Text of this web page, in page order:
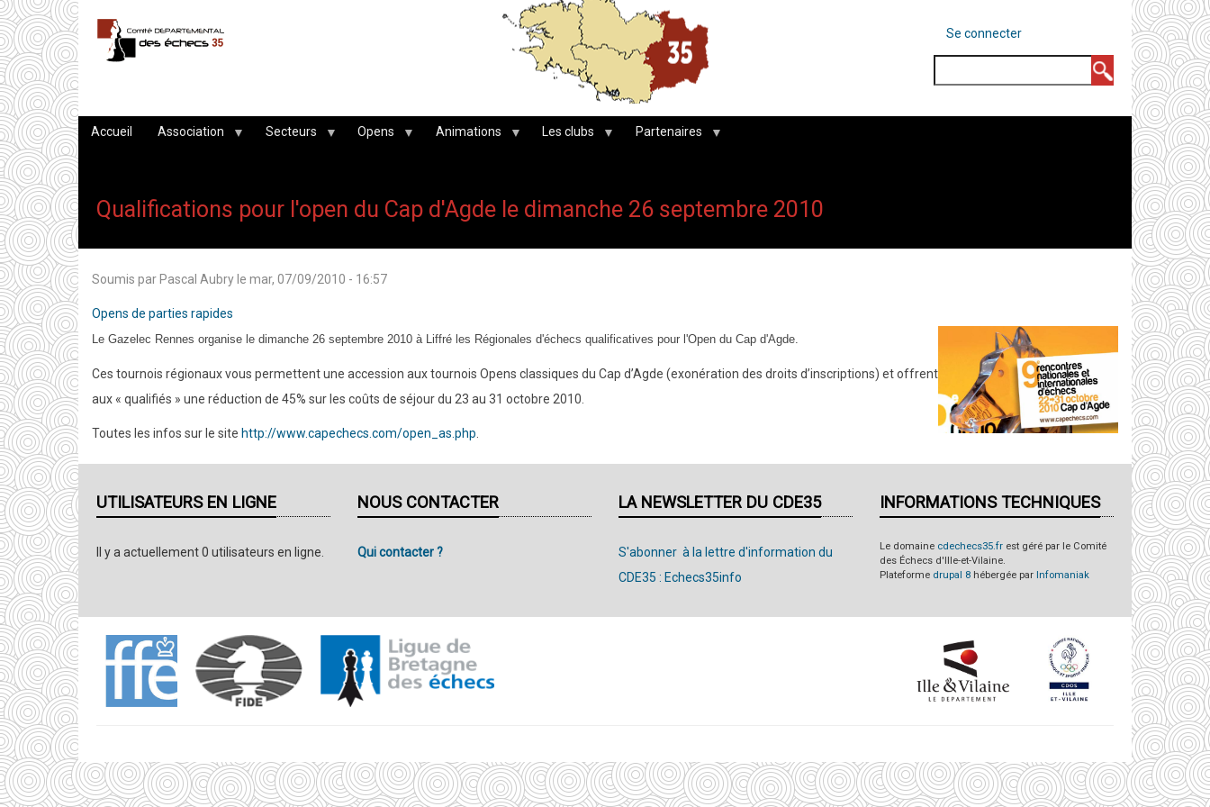
Aller
au
contenu
principal
MENU
COMPTE
DE
Se connecter
Accueil Association Secteurs Opens Animations Les clubs Partenaires
Qualifications pour l'open du Cap d'Agde le dimanche 26 septembre 2010
Soumis par Pascal Aubry le mar, 07/09/2010 - 16:57
Opens de parties rapides
Le Gazelec Rennes organise le dimanche 26 septembre 2010 à Liffré les Régionales d'échecs qualificatives pour l'Open du Cap d'Agde.
Ces tournois régionaux vous permettent une accession aux tournois Opens classiques du Cap d’Agde (exonération des droits d’inscriptions) et offrent
aux « qualifiés » une réduction de 45% sur les coûts de séjour du 23 au 31 octobre 2010.
Toutes les infos sur le site http://www.capechecs.com/open_as.php
UTILISATEURS EN LIGNE
Il y a actuellement 0 utilisateurs en ligne.
NOUS CONTACTER
Qui contacter ?
LA NEWSLETTER DU CDE35
S'abonner à la lettre d'information du
CDE35 : Echecs35info
INFORMATIONS TECHNIQUES
Le domaine cdechecs35.fr est géré par le Comité
des Échecs d'Ille-et-Vilaine.
Plateforme drupal 8 hébergée par Infomaniak